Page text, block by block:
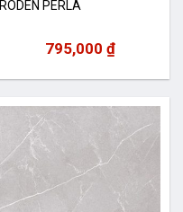
RODEN PERLA
795,000 ₫